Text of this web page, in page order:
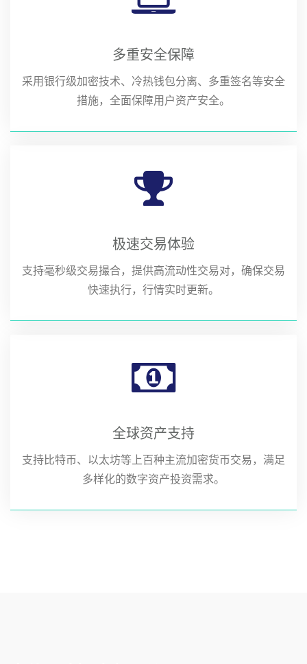
多重安全保障
采用银行级加密技术、冷热钱包分离、多重签名等安全
措施，全面保障用户资产安全。
极速交易体验
支持毫秒级交易撮合，提供高流动性交易对，确保交易
快速执行，行情实时更新。
全球资产支持
支持比特币、以太坊等上百种主流加密货币交易，满足
多样化的数字资产投资需求。